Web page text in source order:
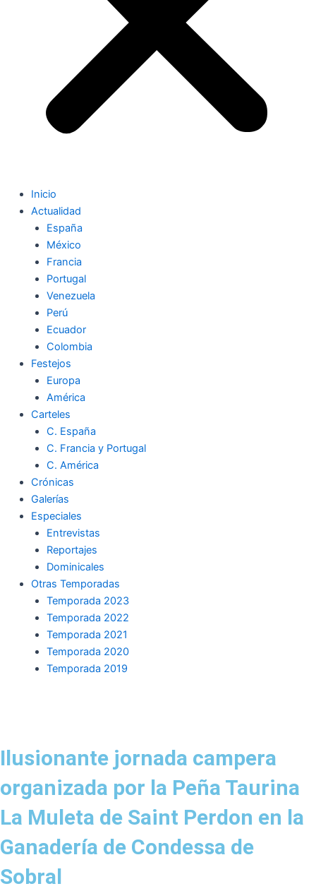
Inicio
Actualidad
España
México
Francia
Portugal
Venezuela
Perú
Ecuador
Colombia
Festejos
Europa
América
Carteles
C. España
C. Francia y Portugal
C. América
Crónicas
Galerías
Especiales
Entrevistas
Reportajes
Dominicales
Otras Temporadas
Temporada 2023
Temporada 2022
Temporada 2021
Temporada 2020
Temporada 2019
Ilusionante jornada campera
organizada por la Peña Taurina
La Muleta de Saint Perdon en la
Ganadería de Condessa de
Sobral